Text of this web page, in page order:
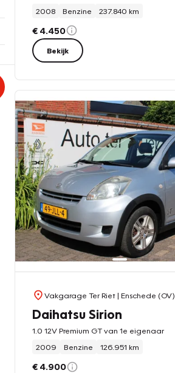
2008
Benzine 237.840 km
€ 4.450
Bekijk
Vakgarage Ter Riet| Enschede (OV)
Daihatsu Sirion
1.0 12V Premium GT van 1e eigenaar
2009
Benzine 126.951 km
€ 4.900